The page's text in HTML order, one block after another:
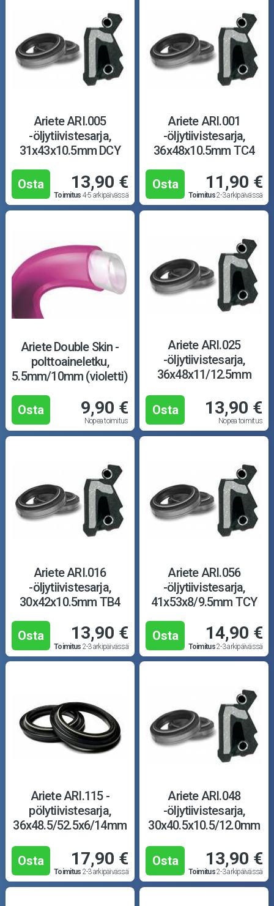
Ariete ARI.005
-öljytiivistesarja,
31x43x10.5mm DCY
Osta 13,90 €
Toimitus 4-5 arkipäivässä
Ariete ARI.001
-öljytiivistesarja,
36x48x10.5mm TC4
Osta 11,90 €
Toimitus2-3 arkipäivässä
Ariete Double Skin -
polttoaineletku,
5.5mm/10mm (violetti)
Osta 9,90 €
Nopea toimitus
Ariete ARI.025
-öljytiivistesarja,
36x48x11/12.5mm
Osta
13,90 €
Nopea toimitus
Ariete ARI.016
-öljytiivistesarja,
30x42x10.5mm TB4
Osta 13,90 €
Toimitus 2-3 arkipäivässä
Ariete ARI.056
-öljytiivistesarja,
41x53x8/9.5mm TCY
Osta 14,90 €
Toimitus2-3 arkipäivässä
Ariete ARI.115 -
pölytiivistesarja,
36x48.5/52.5x6/14mm
Osta
17,90 €
Toimitus 2-3 arkipäivässä
Ariete ARI.048
-öljytiivistesarja,
30x40.5x10.5/12.0mm
Osta
13,90 €
Toimitus2-3 arkipäivässä